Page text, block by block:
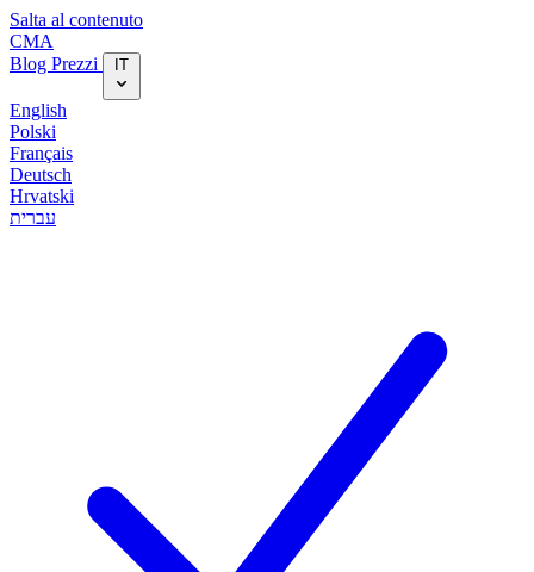
Salta al contenuto
CMA
Blog‎ Prezzi IT
English
Polski
Français
Deutsch
Hrvatski
עברית